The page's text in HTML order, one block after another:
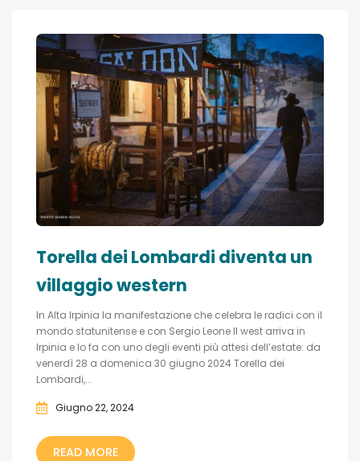
Torella dei Lombardi diventa un
villaggio western
In Alta Irpinia la manifestazione che celebra le radici con il
mondo statunitense e con Sergio Leone Il west arriva in
Irpinia e lo fa con uno degli eventi più attesi dell’estate: da
venerdì 28 a domenica 30 giugno 2024 Torella dei
Lombardi,...
Giugno 22, 2024
READ MORE